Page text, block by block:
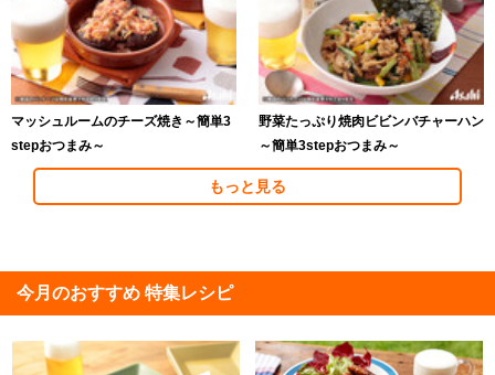
マッシュルームのチーズ焼き～簡単3
stepおつまみ～
野菜たっぷり焼肉ビビンバチャーハン
～簡単3stepおつまみ～
もっと見る
今月のおすすめ 特集レシピ